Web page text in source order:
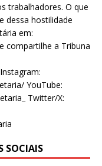
trabalhadores. O que
dessa hostilidade
em:
compartilhe a Tribuna
YouTube:
Twitter/X:
SOCIAIS